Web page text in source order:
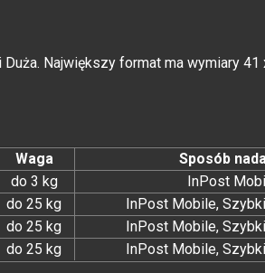
Największy format ma wymiary
Waga
Sposób
do 3 kg
InPost
do 25 kg
InPost Mobile,
do 25 kg
InPost Mobile,
do 25 kg InPost Mobile,